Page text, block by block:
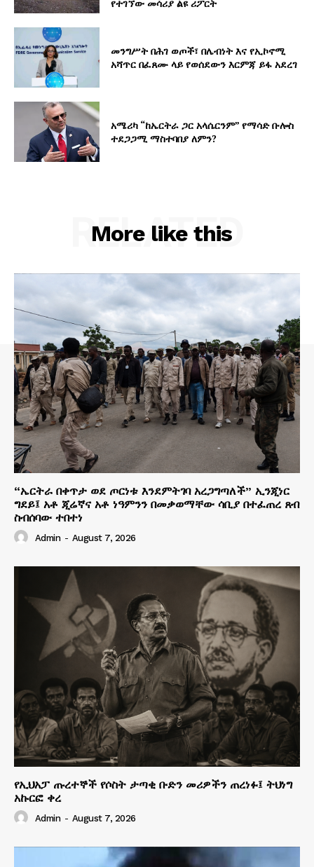
የተገኘው መሳሪያ ልዩ ሪፖርት
መንግሥት በሕገ ወጦች፣ በሌብነት እና የኢኮኖሚ
አሻጥር በፈጸሙ ላይ የወሰደውን እርምጃ ይፋ አደረገ
አሜሪካ “ከኤርትራ ጋር አላሴርንም” የማሳድ ቡሎስ
ተደጋጋሚ ማስተባበያ ለምን?
More like this
RELATED
“ኤርትራ በቀጥታ ወደ ጦርነቱ እንደምትገባ አረጋግጣለች” ኢንጂነር
ግደይ፤ አቶ ጂሬኛና አቶ ነዓምንን በመቃወማቸው ሳቢያ በተፈጠረ ጸብ
ስብሰባው ተበተነ
Admin - August 7, 2026
የኢህአፓ ጡረተኞች የሶስት ታጣቂ ቡድን መሪዎችን ጠረነፉ፤ ትህነግ
አኩርፎ ቀረ
Admin - August 7, 2026